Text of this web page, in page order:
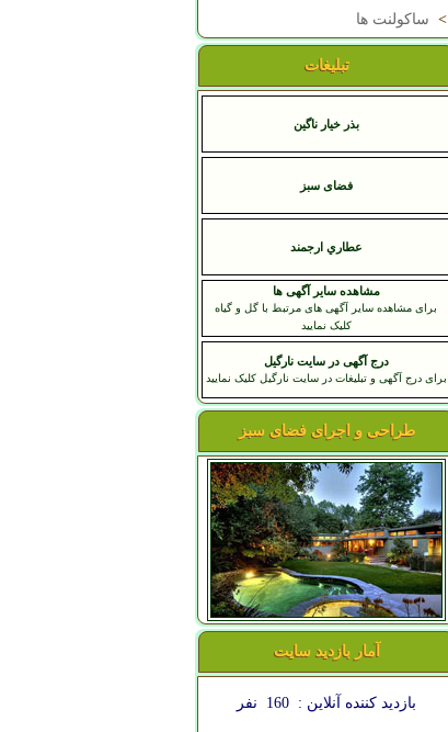
> ساکولنت ها
تبلیغات
بذر خیار ناگین
فضای سبز
عطاري ارجمند
مشاهده سایر آگهی ها
برای مشاهده سایر آگهی های مرتبط با گل و گیاه
کلیک نمایید
درج آگهی در سایت نارگیل
برای درج آگهی و تبلیغات در سایت نارگیل کلیک نمایید
طراحی و اجرای فضای سبز
آمار بازدید سایت
بازدید کننده آنلاین : 160 نفر